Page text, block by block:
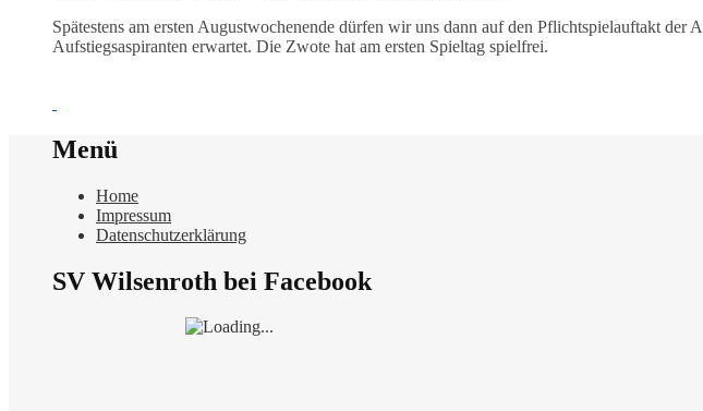
Spätestens am ersten Augustwochenende dürfen wir uns dann auf den Pflichtspielauftakt
Aufstiegsaspiranten erwartet. Die Zwote hat am ersten Spieltag spielfrei.
Menü
Home
Impressum
Datenschutzerklärung
SV Wilsenroth bei Facebook